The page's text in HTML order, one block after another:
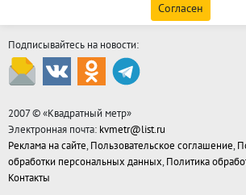
Согласен
Подписывайтесь на новости:
2007 © «Квадратный метр»
Электронная почта: kvmetr@list.ru
Реклама на сайте,Пользовательское соглашение,
обработки персональных данных,Политика
Контакты